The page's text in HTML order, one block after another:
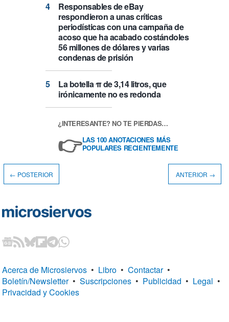
Responsables de eBay
respondieron a unas críticas
periodísticas con una campaña de
acoso que ha acabado costándoles
56 millones de dólares y varias
condenas de prisión
La botella π de 3,14 litros, que
irónicamente no es redonda
¿INTERESANTE? NO TE PIERDAS…
👉LAS 100 ANOTACIONES MÁS
POPULARES RECIENTEMENTE
← POSTERIOR ANTERIOR →
Acerca de Microsiervos • Libro • Contactar •
Boletín/Newsletter • Suscripciones • Publicidad • Legal •
Privacidad y Cookies